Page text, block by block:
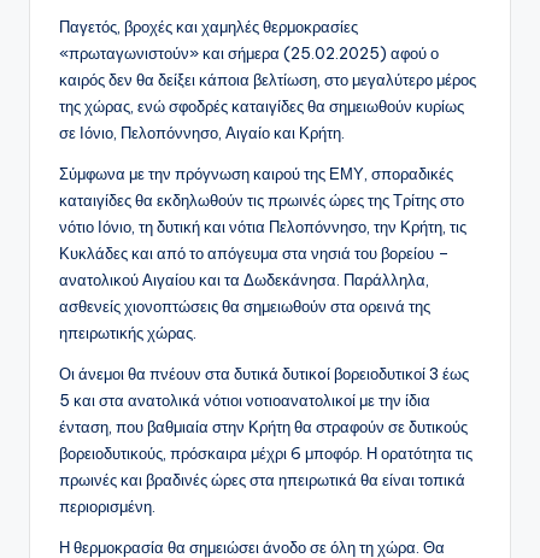
Παγετός, βροχές και χαμηλές θερμοκρασίες
«πρωταγωνιστούν» και σήμερα (25.02.2025) αφού ο
καιρός δεν θα δείξει κάποια βελτίωση, στο μεγαλύτερο μέρος
της χώρας, ενώ σφοδρές καταιγίδες θα σημειωθούν κυρίως
σε Ιόνιο, Πελοπόννησο, Αιγαίο και Κρήτη.
Σύμφωνα με την πρόγνωση καιρού της ΕΜΥ, σποραδικές
καταιγίδες θα εκδηλωθούν τις πρωινές ώρες της Τρίτης στο
νότιο Ιόνιο, τη δυτική και νότια Πελοπόννησο, την Κρήτη, τις
Κυκλάδες και από το απόγευμα στα νησιά του βορείου –
ανατολικού Αιγαίου και τα Δωδεκάνησα. Παράλληλα,
ασθενείς χιονοπτώσεις θα σημειωθούν στα ορεινά της
ηπειρωτικής χώρας.
Οι άνεμοι θα πνέουν στα δυτικά δυτικoί βορειοδυτικοί 3 έως
5 και στα ανατολικά νότιοι νοτιοανατολικοί με την ίδια
ένταση, που βαθμιαία στην Κρήτη θα στραφούν σε δυτικούς
βορειοδυτικούς, πρόσκαιρα μέχρι 6 μποφόρ. Η ορατότητα τις
πρωινές και βραδινές ώρες στα ηπειρωτικά θα είναι τοπικά
περιορισμένη.
Η θερμοκρασία θα σημειώσει άνοδο σε όλη τη χώρα. Θα